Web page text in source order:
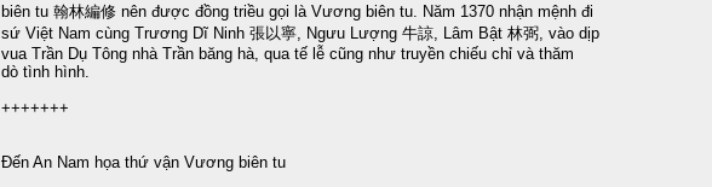
biên tu 翰林編修 nên được đồng triều gọi là Vương biên tu. Năm 1370 nhận mệnh đi
sứ Việt Nam cùng Trương Dĩ Ninh 張以寧, Ngưu Lượng 牛諒, Lâm Bật 林弼, vào dịp
vua Trần Dụ Tông nhà Trần băng hà, qua tế lễ cũng như truyền chiếu chỉ và thăm
dò tình hình.
+++++++
Đến An Nam họa thứ vận Vương biên tu